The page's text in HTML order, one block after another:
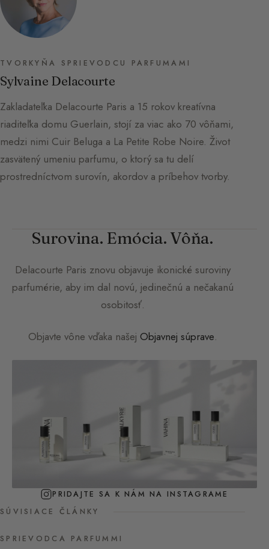
TVORKYŇA SPRIEVODCU PARFUMAMI
Sylvaine Delacourte
Zakladateľka Delacourte Paris a 15 rokov kreatívna
riaditeľka domu Guerlain, stojí za viac ako 70 vôňami,
medzi nimi Cuir Beluga a La Petite Robe Noire. Život
zasvätený umeniu parfumu, o ktorý sa tu delí
prostredníctvom surovín, akordov a príbehov tvorby.
Surovina. Emócia. Vôňa.
Delacourte Paris znovu objavuje ikonické suroviny
parfumérie, aby im dal novú, jedinečnú a nečakanú
osobitosť.
Objavte vône vďaka našej Objavnej súprave.
PRIDAJTE SA K NÁM NA INSTAGRAME
SÚVISIACE ČLÁNKY
SPRIEVODCA PARFUMMI